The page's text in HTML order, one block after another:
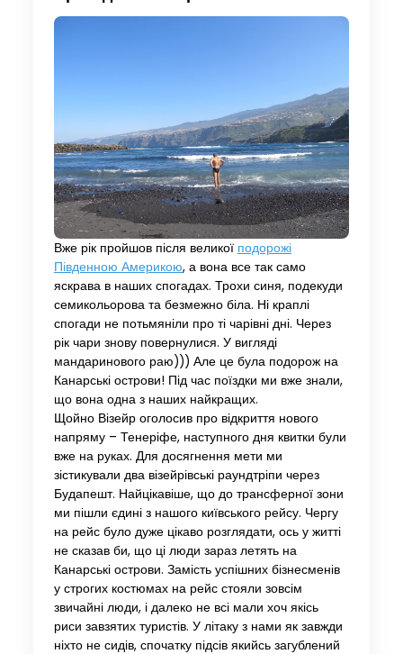
Вже рік пройшов після великої подорожі
Південною Америкою, а вона все так само
яскрава в наших спогадах. Трохи синя, подекуди
семикольорова та безмежно біла. Ні краплі
спогади не потьмяніли про ті чарівні дні. Через
рік чари знову повернулися. У вигляді
мандаринового раю))) Але це була подорож на
Канарські острови! Під час поїздки ми вже знали,
що вона одна з наших найкращих.
Щойно Візейр оголосив про відкриття нового
напряму – Тенеріфе, наступного дня квитки були
вже на руках. Для досягнення мети ми
зістикували два візейрівські раундтріпи через
Будапешт. Найцікавіше, що до трансферної зони
ми пішли єдині з нашого київського рейсу. Чергу
на рейс було дуже цікаво розглядати, ось у житті
не сказав би, що ці люди зараз летять на
Канарські острови. Замість успішних бізнесменів
у строгих костюмах на рейс стояли зовсім
звичайні люди, і далеко не всі мали хоч якісь
риси завзятих туристів. У літаку з нами як завжди
ніхто не сидів, спочатку підсів якийсь загублений